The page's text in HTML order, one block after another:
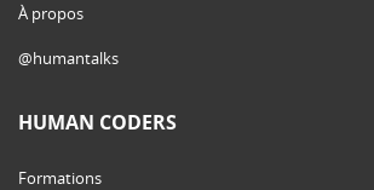
À propos
@humantalks
HUMAN CODERS
Formations